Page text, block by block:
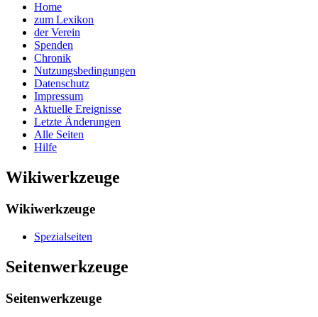
Home
zum Lexikon
der Verein
Spenden
Chronik
Nutzungsbedingungen
Datenschutz
Impressum
Aktuelle Ereignisse
Letzte Änderungen
Alle Seiten
Hilfe
Wikiwerkzeuge
Wikiwerkzeuge
Spezialseiten
Seitenwerkzeuge
Seitenwerkzeuge